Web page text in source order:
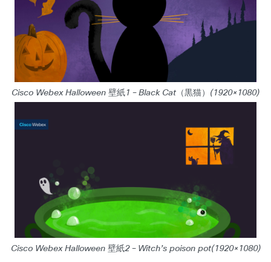
Cisco Webex Halloween 壁紙1 – Black Cat（黒猫）(1920×1080)
Cisco Webex Halloween 壁紙2 – Witch’s poison pot(1920×1080)